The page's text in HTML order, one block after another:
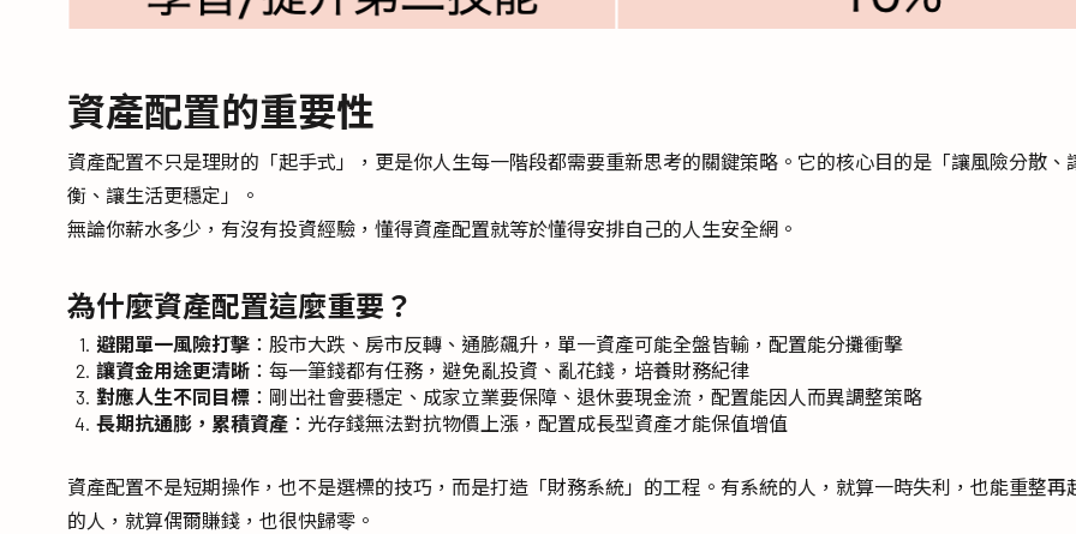
資產配置的重要性
資產配置不只是理財的「起手式」，更是你人生每一階段都需要重新思考的關鍵策略。它的核心目的是「讓風險分散、
衡、讓生活更穩定」。
無論你薪水多少，有沒有投資經驗，懂得資產配置就等於懂得安排自己的人生安全網。
為什麼資產配置這麼重要？
避開單一風險打擊 ：股市大跌、房市反轉、通膨飆升，單一資產可能全盤皆輸，配置能分攤衝擊
讓資金用途更清晰 ：每一筆錢都有任務，避免亂投資、亂花錢，培養財務紀律
對應人生不同目標 ：剛出社會要穩定、成家立業要保障、退休要現金流，配置能因人而異調整策略
長期抗通膨，累積資產 ：光存錢無法對抗物價上漲，配置成長型資產才能保值增值
資產配置不是短期操作，也不是選標的技巧，而是打造「財務系統」的工程。有系統的人，就算一時失利，也能重整再
的人，就算偶爾賺錢，也很快歸零。